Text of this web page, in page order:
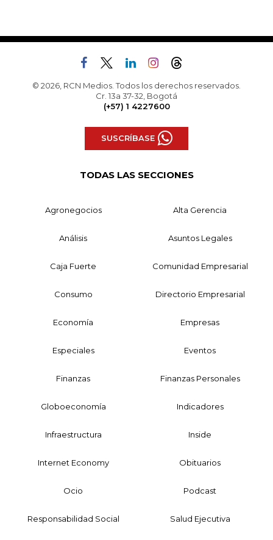
© 2026, RCN Medios. Todos los derechos reservados.
Cr. 13a 37-32, Bogotá
(+57) 1 4227600
SUSCRÍBASE
TODAS LAS SECCIONES
Agronegocios Alta Gerencia
Análisis Asuntos Legales
Caja Fuerte Comunidad Empresarial
Consumo Directorio Empresarial
Economía Empresas
Especiales Eventos
Finanzas Finanzas Personales
Globoeconomía Indicadores
Infraestructura Inside
Internet Economy Obituarios
Ocio Podcast
Responsabilidad Social Salud Ejecutiva